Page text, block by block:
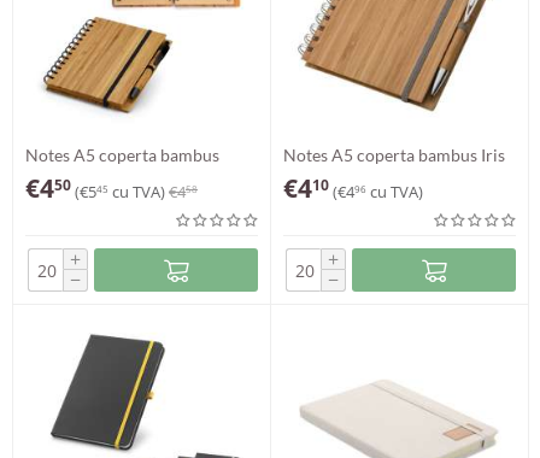
Notes A5 coperta bambus
Bono
€450(€545 cu TVA)€458
+
−
Notes A5 coperta bambus Iris
€410(€496 cu TVA)
+
−